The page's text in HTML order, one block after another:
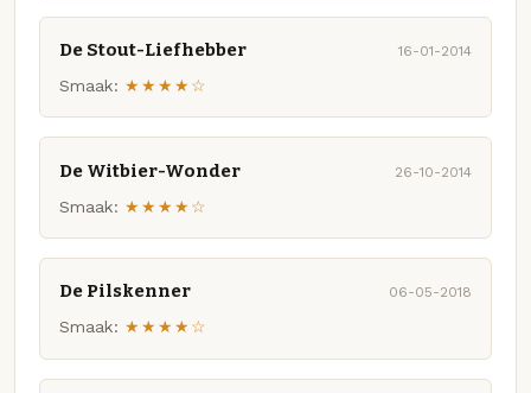
De Stout-Liefhebber 16-01-2014
Smaak: ★★★★☆
De Witbier-Wonder 26-10-2014
Smaak: ★★★★☆
De Pilskenner 06-05-2018
Smaak: ★★★★☆